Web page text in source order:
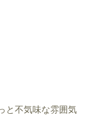
と不気味な雰囲気